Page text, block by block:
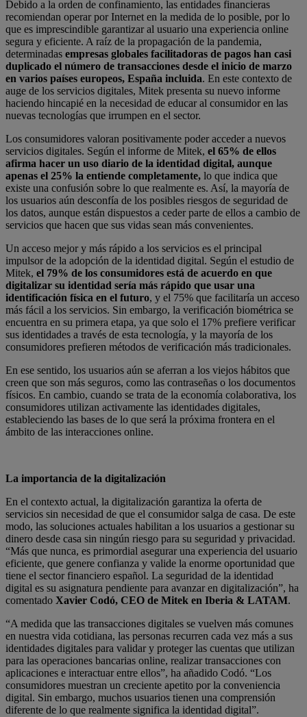
Debido a la orden de confinamiento, las entidades financieras
recomiendan operar por Internet en la medida de lo posible, por lo
que es imprescindible garantizar al usuario una experiencia online
segura y eficiente. A raíz de la propagación de la pandemia,
determinadas empresas globales facilitadoras de pagos han casi
duplicado el número de transacciones desde el inicio de marzo
en varios países europeos, España incluida. En este contexto de
auge de los servicios digitales, Mitek presenta su nuevo informe
haciendo hincapié en la necesidad de educar al consumidor en las
nuevas tecnologías que irrumpen en el sector.
Los consumidores valoran positivamente poder acceder a nuevos
servicios digitales. Según el informe de Mitek, el 65% de ellos
afirma hacer un uso diario de la identidad digital, aunque
apenas el 25% la entiende completamente, lo que indica que
existe una confusión sobre lo que realmente es. Así, la mayoría de
los usuarios aún desconfía de los posibles riesgos de seguridad de
los datos, aunque están dispuestos a ceder parte de ellos a cambio de
servicios que hacen que sus vidas sean más convenientes.
Un acceso mejor y más rápido a los servicios es el principal
impulsor de la adopción de la identidad digital. Según el estudio de
Mitek, el 79% de los consumidores está de acuerdo en que
digitalizar su identidad sería más rápido que usar una
identificación física en el futuro, y el 75% que facilitaría un acceso
más fácil a los servicios. Sin embargo, la verificación biométrica se
encuentra en su primera etapa, ya que solo el 17% prefiere verificar
sus identidades a través de esta tecnología, y la mayoría de los
consumidores prefieren métodos de verificación más tradicionales.
En ese sentido, los usuarios aún se aferran a los viejos hábitos que
creen que son más seguros, como las contraseñas o los documentos
físicos. En cambio, cuando se trata de la economía colaborativa, los
consumidores utilizan activamente las identidades digitales,
estableciendo las bases de lo que será la próxima frontera en el
ámbito de las interacciones online.
La importancia de la digitalización
En el contexto actual, la digitalización garantiza la oferta de
servicios sin necesidad de que el consumidor salga de casa. De este
modo, las soluciones actuales habilitan a los usuarios a gestionar su
dinero desde casa sin ningún riesgo para su seguridad y privacidad.
“Más que nunca, es primordial asegurar una experiencia del usuario
eficiente, que genere confianza y valide la enorme oportunidad que
tiene el sector financiero español. La seguridad de la identidad
digital es su asignatura pendiente para avanzar en digitalización”, ha
comentado Xavier Codó, CEO de Mitek en Iberia & LATAM.
“A medida que las transacciones digitales se vuelven más comunes
en nuestra vida cotidiana, las personas recurren cada vez más a sus
identidades digitales para validar y proteger las cuentas que utilizan
para las operaciones bancarias online, realizar transacciones con
aplicaciones e interactuar entre ellos”, ha añadido Codó. “Los
consumidores muestran un creciente apetito por la conveniencia
digital. Sin embargo, muchos usuarios tienen una comprensión
diferente de lo que realmente significa la identidad digital”.